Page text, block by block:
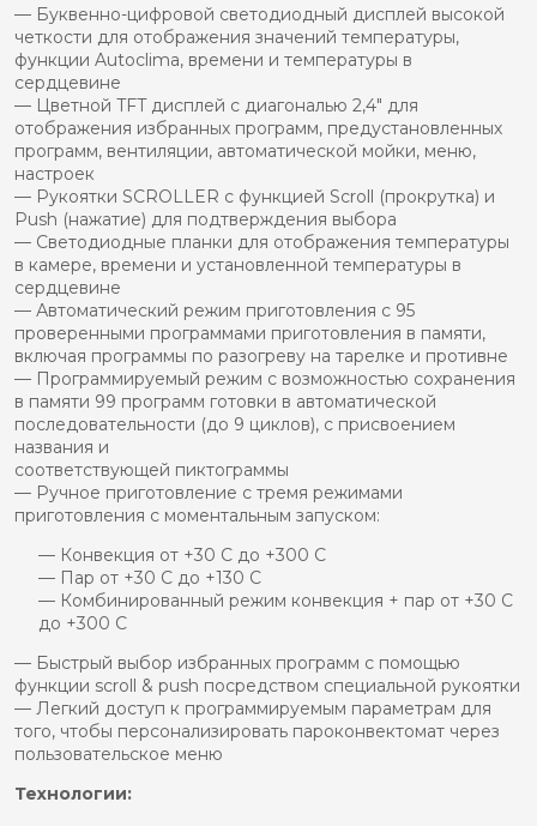
— Буквенно-цифровой светодиодный дисплей высокой
четкости для отображения значений температуры,
функции Autoclima, времени и температуры в
сердцевине
— Цветной TFT дисплей с диагональю 2,4″ для
отображения избранных программ, предустановленных
программ, вентиляции, автоматической мойки, меню,
настроек
— Рукоятки SCROLLER с функцией Scroll (прокрутка) и
Push (нажатие) для подтверждения выбора
— Светодиодные планки для отображения температуры
в камере, времени и установленной температуры в
сердцевине
— Автоматический режим приготовления с 95
проверенными программами приготовления в памяти,
включая программы по разогреву на тарелке и противне
— Программируемый режим с возможностью сохранения
в памяти 99 программ готовки в автоматической
последовательности (до 9 циклов), с присвоением
названия и
соответствующей пиктограммы
— Ручное приготовление с тремя режимами
приготовления с моментальным запуском:
— Конвекция от +30 C до +300 C
— Пар от +30 C до +130 C
— Комбинированный режим конвекция + пар от +30 C
до +300 C
— Быстрый выбор избранных программ с помощью
функции scroll & push посредством специальной рукоятки
— Легкий доступ к программируемым параметрам для
того, чтобы персонализировать пароконвектомат через
пользовательское меню
Технологии: